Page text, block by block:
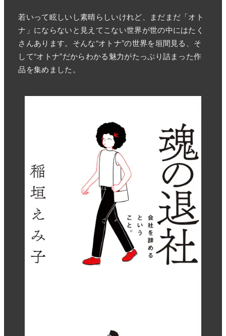
若いって眩しいし素晴らしいけれど、まだまだ「オト
ナ」にならないと見えてこない世界が世の中にはたく
さんあります。そんな“オトナ”の世界を垣間見る、そ
して“オトナ”だからわかる魅力がたっぷり詰まった作
品を集めました。